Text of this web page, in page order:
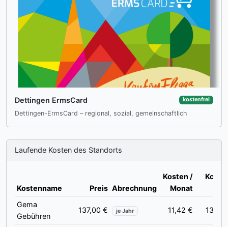
Dettingen ErmsCard kostenfrei
Dettingen-ErmsCard – regional, sozial, gemeinschaftlich
Laufende Kosten des Standorts
Kostenname Preis Abrechnung
Kosten /
Monat
Gema
Gebühren
137,00 € je Jahr 11,42 €